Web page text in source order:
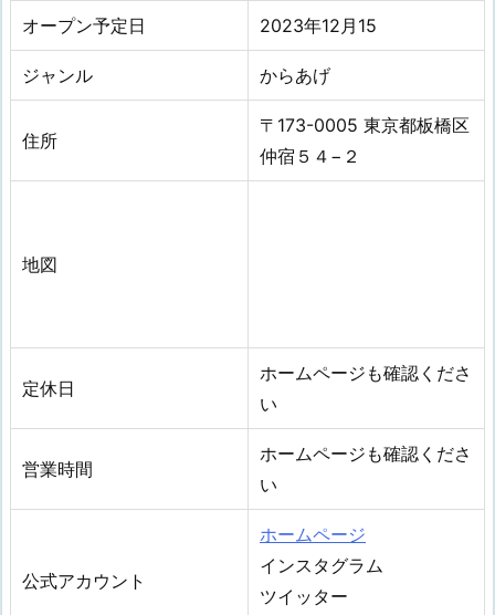
オープン予定日 2023年12月15
ジャンル からあげ
住所
〒173-0005 東京都板橋区
仲宿５４−２
地図
定休日
ホームページも確認くださ
い
営業時間
ホームページも確認くださ
い
公式アカウント
ホームページ
インスタグラム
ツイッター